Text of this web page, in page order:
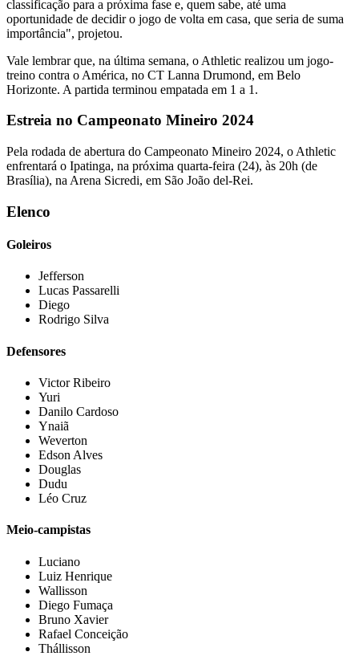
classificação para a próxima fase e, quem sabe, até uma
oportunidade de decidir o jogo de volta em casa, que seria de suma
importância", projetou.
Vale lembrar que, na última semana, o Athletic realizou um jogo-
treino contra o América, no CT Lanna Drumond, em Belo
Horizonte. A partida terminou empatada em 1 a 1.
Estreia no Campeonato Mineiro 2024
Pela rodada de abertura do Campeonato Mineiro 2024, o Athletic
enfrentará o Ipatinga, na próxima quarta-feira (24), às 20h (de
Brasília), na Arena Sicredi, em São João del-Rei.
Elenco
Goleiros
Jefferson
⁠Lucas Passarelli
⁠Diego
Rodrigo Silva
Defensores
⁠Victor Ribeiro
Yuri
Danilo Cardoso
Ynaiã
⁠Weverton
⁠Edson Alves
⁠Douglas
⁠Dudu
Léo Cruz
Meio-campistas
Luciano
⁠Luiz Henrique
Wallisson
Diego Fumaça
Bruno Xavier
Rafael Conceição
⁠Thállisson